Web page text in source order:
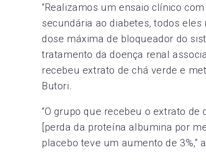
“Realizamos um ensaio clínico
secundária ao diabetes, todos
dose máxima de bloqueador do
tratamento da doença renal
recebeu extrato de chá verde e
Butori.
“O grupo que recebeu o extrato
[perda da proteína albumina por
placebo teve um aumento de 3%,”